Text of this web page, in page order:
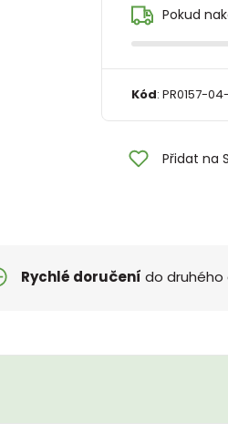
Pokud
Kód: PR0157-
Přidat na
Rychlé doručení do druhého